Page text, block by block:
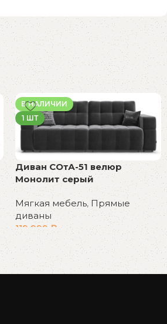
В НАЛИЧИИ
1 ШТ
Диван СОтА-51 велюр
Монолит серый
Мягкая мебель, Прямые
диваны
119 999 ₽
В корзину